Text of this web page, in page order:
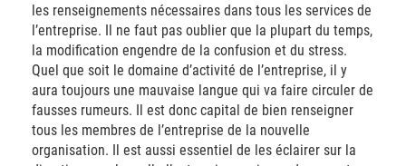
les renseignements nécessaires dans tous les services de
l’entreprise. Il ne faut pas oublier que la plupart du temps,
la modification engendre de la confusion et du stress.
Quel que soit le domaine d’activité de l’entreprise, il y
aura toujours une mauvaise langue qui va faire circuler de
fausses rumeurs. Il est donc capital de bien renseigner
tous les membres de l’entreprise de la nouvelle
organisation. Il est aussi essentiel de les éclairer sur la